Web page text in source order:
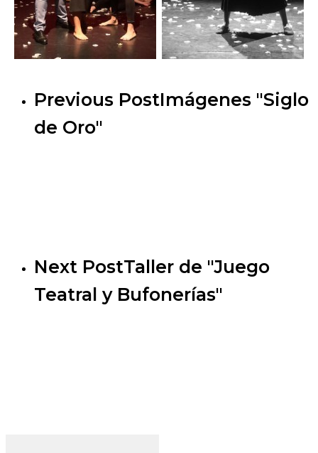
Previous PostImágenes "Siglo
de Oro"
Next PostTaller de "Juego
Teatral y Bufonerías"